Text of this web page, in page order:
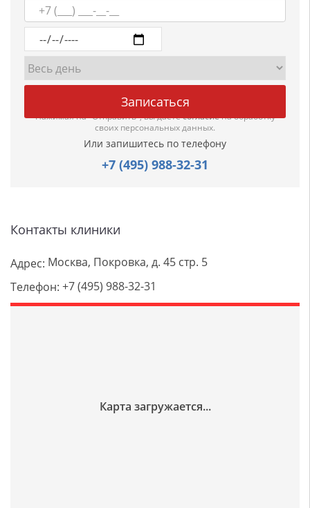
Нажимая на "Отправить", вы даетесогласиена обработку
своих персональных данных.
Или запишитесь по телефону
+7 (495) 988-32-31
Контакты клиники
Адрес: Москва, Покровка, д. 45 стр. 5
Телефон: +7 (495) 988-32-31